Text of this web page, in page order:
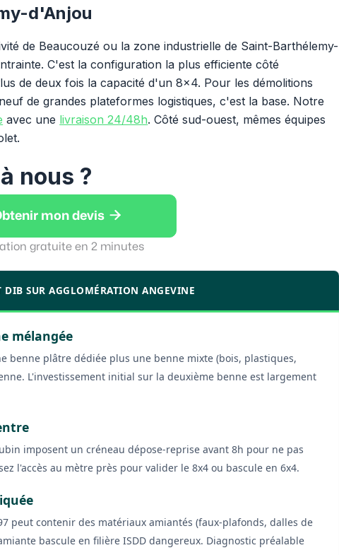
d'Anjou
de Beaucouzé ou la zone industrielle de Saint-Barthélemy-
C'est la configuration la plus efficiente côté
de deux fois la capacité d'un 8x4. Pour les démolitions
de grandes plateformes logistiques, c'est la base. Notre
avec une livraison 24/48h. Côté sud-ouest, mêmes équipes
nous ?
mon devis 
gratuite en 2 minutes
SUR AGGLOMÉRATION ANGEVINE
mélangée
benne plâtre dédiée plus une benne mixte (bois, plastiques,
L'investissement initial sur la deuxième benne est largement
imposent un créneau dépose-reprise avant 8h pour ne pas
l'accès au mètre près pour valider le 8x4 ou bascule en 6x4.
peut contenir des matériaux amiantés (faux-plafonds, dalles de
bascule en filière ISDD dangereux. Diagnostic préalable